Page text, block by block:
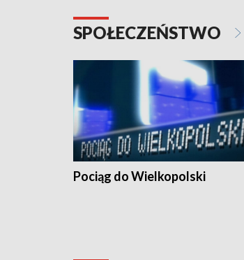
SPOŁECZEŃSTWO
Pociąg do Wielkopolski